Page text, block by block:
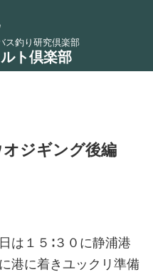
ス釣り研究倶楽部
ト倶楽部
オジギング後編
は１５∶３０に静浦港
港に着きユックリ準備